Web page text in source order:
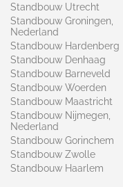
Standbouw Utrecht
Standbouw Groningen,
Nederland
Standbouw Hardenberg
Standbouw Denhaag
Standbouw Barneveld
Standbouw Woerden
Standbouw Maastricht
Standbouw Nijmegen,
Nederland
Standbouw Gorinchem
Standbouw Zwolle
Standbouw Haarlem